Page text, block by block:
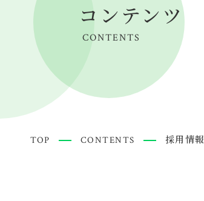
コンテンツ
CONTENTS
TOP CONTENTS 採用情報